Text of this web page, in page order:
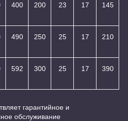
400 200 23 17 145
490 250 25 17 210
592 300 25 17 390
гарантийное и
обслуживание